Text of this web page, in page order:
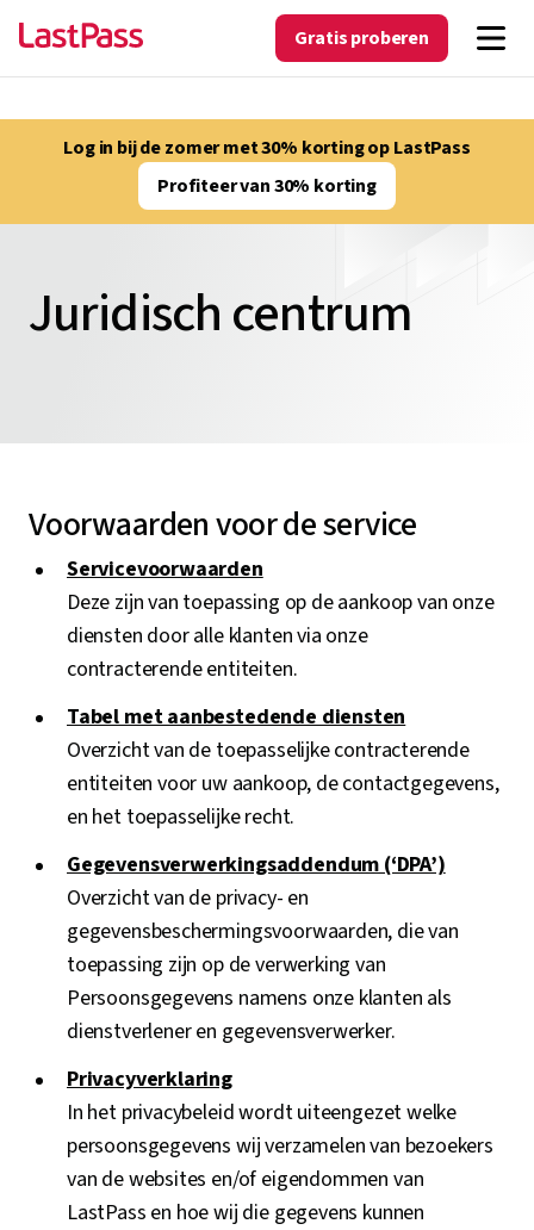
Gratis proberen
Log in bij de zomer met 30% korting op LastPass
Profiteer van 30% korting
Juridisch centrum
Voorwaarden voor de service
Servicevoorwaarden
Deze zijn van toepassing op de aankoop van onze
diensten door alle klanten via onze
contracterende entiteiten.
Tabel met aanbestedende diensten
Overzicht van de toepasselijke contracterende
entiteiten voor uw aankoop, de contactgegevens,
en het toepasselijke recht.
Gegevensverwerkingsaddendum (‘DPA’)
Overzicht van de privacy- en
gegevensbeschermingsvoorwaarden, die van
toepassing zijn op de verwerking van
Persoonsgegevens namens onze klanten als
dienstverlener en gegevensverwerker.
Privacyverklaring
In het privacybeleid wordt uiteengezet welke
persoonsgegevens wij verzamelen van bezoekers
van de websites en/of eigendommen van
LastPass en hoe wij die gegevens kunnen